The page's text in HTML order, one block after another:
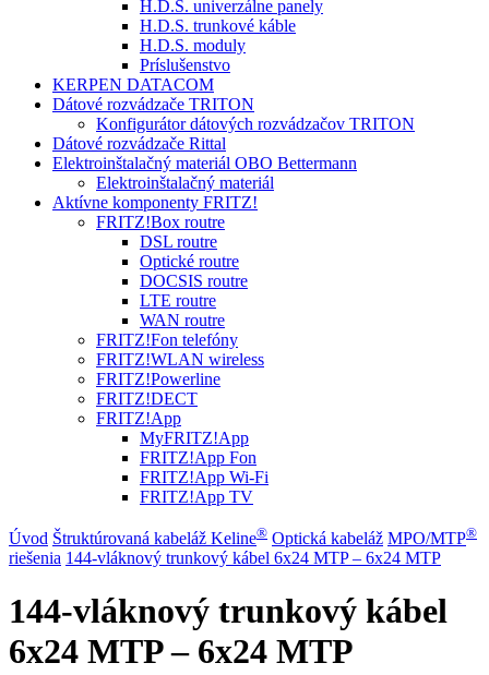
H.D.S. univerzálne panely
H.D.S. trunkové káble
H.D.S. moduly
Príslušenstvo
KERPEN DATACOM
Dátové rozvádzače TRITON
Konfigurátor dátových rozvádzačov TRITON
Dátové rozvádzače Rittal
Elektroinštalačný materiál OBO Bettermann
Elektroinštalačný materiál
Aktívne komponenty FRITZ!
FRITZ!Box routre
DSL routre
Optické routre
DOCSIS routre
LTE routre
WAN routre
FRITZ!Fon telefóny
FRITZ!WLAN wireless
FRITZ!Powerline
FRITZ!DECT
FRITZ!App
MyFRITZ!App
FRITZ!App Fon
FRITZ!App Wi-Fi
FRITZ!App TV
Úvod Štruktúrovaná kabeláž Keline® Optická kabeláž MPO/MTP®
riešenia 144-vláknový trunkový kábel 6x24 MTP – 6x24 MTP
144-vláknový trunkový kábel
6x24 MTP – 6x24 MTP